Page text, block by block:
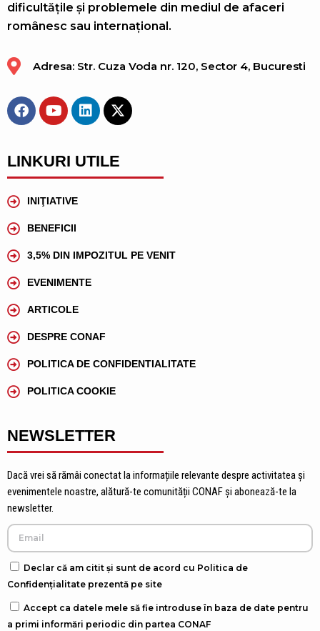
dificultățile și problemele din mediul de afaceri
românesc sau internațional.
Adresa: Str. Cuza Voda nr. 120, Sector 4, Bucuresti
LINKURI UTILE
INIŢIATIVE
BENEFICII
3,5% DIN IMPOZITUL PE VENIT
EVENIMENTE
ARTICOLE
DESPRE CONAF
POLITICA DE CONFIDENTIALITATE
POLITICA COOKIE
NEWSLETTER
Dacă vrei să rămâi conectat la informațiile relevante despre activitatea și
evenimentele noastre, alătură-te comunității CONAF și abonează-te la
newsletter.
Declar că am citit și sunt de acord cu Politica de
Confidențialitate prezentă pe site
Accept ca datele mele să fie introduse în baza de date pentru
a primi informări periodic din partea CONAF